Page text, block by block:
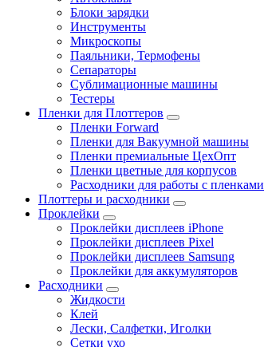
Блоки зарядки
Инструменты
Микроскопы
Паяльники, Термофены
Сепараторы
Сублимационные машины
Тестеры
Пленки для Плоттеров
Пленки Forward
Пленки для Вакуумной машины
Пленки премиальные ЦехОпт
Пленки цветные для корпусов
Расходники для работы с пленками
Плоттеры и расходники
Проклейки
Проклейки дисплеев iPhone
Проклейки дисплеев Pixel
Проклейки дисплеев Samsung
Проклейки для аккумуляторов
Расходники
Жидкости
Клей
Лески, Салфетки, Иголки
Сетки ухо